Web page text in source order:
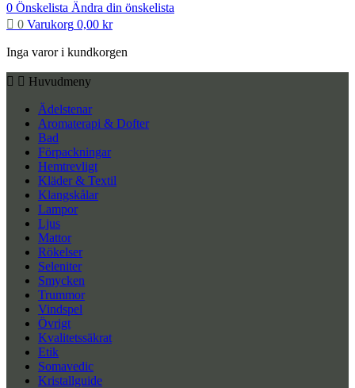
0 Önskelista Ändra din önskelista
0 Varukorg 0,00 kr
Inga varor i kundkorgen
Huvudmeny
Ädelstenar
Aromaterapi & Dofter
Bad
Förpackningar
Hemtrevligt
Kläder & Textil
Klangskålar
Lampor
Ljus
Mattor
Rökelser
Seleniter
Smycken
Trummor
Vindspel
Övrigt
Kvalitetssäkrat
Etik
Somavedic
Kristallguide